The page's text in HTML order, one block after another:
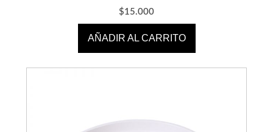
$15.000
AÑADIR AL CARRITO